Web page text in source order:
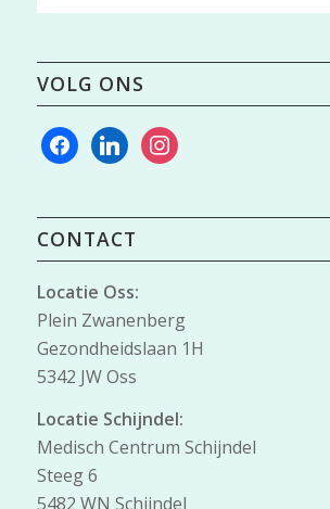
VOLG ONS
facebooklinkedininstagram
CONTACT
Locatie Oss:
Plein Zwanenberg
Gezondheidslaan 1H
5342 JW Oss
Locatie Schijndel:
Medisch Centrum Schijndel
Steeg 6
5482 WN Schijndel